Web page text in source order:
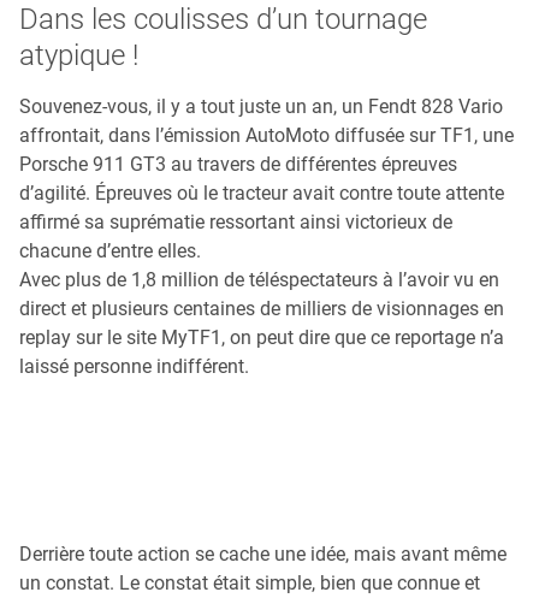
Dans les coulisses d’un tournage
atypique !
Souvenez-vous, il y a tout juste un an, un Fendt 828 Vario
affrontait, dans l’émission AutoMoto diffusée sur TF1, une
Porsche 911 GT3 au travers de différentes épreuves
d’agilité. Épreuves où le tracteur avait contre toute attente
affirmé sa suprématie ressortant ainsi victorieux de
chacune d’entre elles.
Avec plus de 1,8 million de téléspectateurs à l’avoir vu en
direct et plusieurs centaines de milliers de visionnages en
replay sur le site MyTF1, on peut dire que ce reportage n’a
laissé personne indifférent.
Derrière toute action se cache une idée, mais avant même
un constat. Le constat était simple, bien que connue et